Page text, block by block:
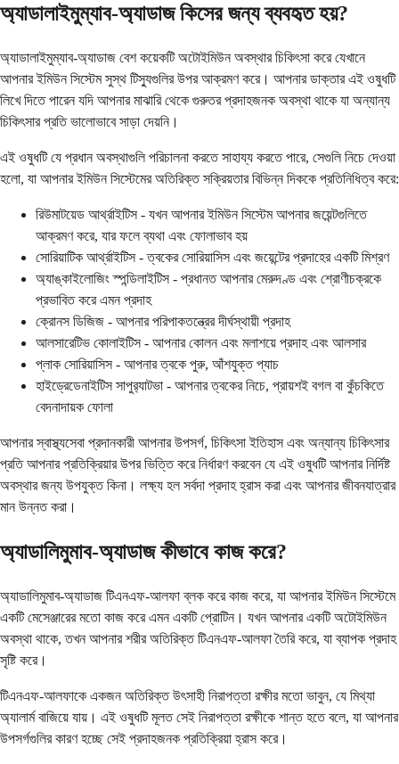
অ্যাডালাইমুম্যাব-অ্যাডাজ কিসের জন্য ব্যবহৃত হয়?
অ্যাডালাইমুম্যাব-অ্যাডাজ বেশ কয়েকটি অটোইমিউন অবস্থার চিকিৎসা করে যেখানে
আপনার ইমিউন সিস্টেম সুস্থ টিস্যুগুলির উপর আক্রমণ করে। আপনার ডাক্তার এই ওষুধটি
লিখে দিতে পারেন যদি আপনার মাঝারি থেকে গুরুতর প্রদাহজনক অবস্থা থাকে যা অন্যান্য
চিকিৎসার প্রতি ভালোভাবে সাড়া দেয়নি।
এই ওষুধটি যে প্রধান অবস্থাগুলি পরিচালনা করতে সাহায্য করতে পারে, সেগুলি নিচে দেওয়া
হলো, যা আপনার ইমিউন সিস্টেমের অতিরিক্ত সক্রিয়তার বিভিন্ন দিককে প্রতিনিধিত্ব করে:
রিউমাটয়েড আর্থ্রাইটিস - যখন আপনার ইমিউন সিস্টেম আপনার জয়েন্টগুলিতে
আক্রমণ করে, যার ফলে ব্যথা এবং ফোলাভাব হয়
সোরিয়াটিক আর্থ্রাইটিস - ত্বকের সোরিয়াসিস এবং জয়েন্টের প্রদাহের একটি মিশ্রণ
অ্যাঙ্কাইলোজিং স্পন্ডিলাইটিস - প্রধানত আপনার মেরুদণ্ড এবং শ্রোণীচক্রকে
প্রভাবিত করে এমন প্রদাহ
ক্রোনস ডিজিজ - আপনার পরিপাকতন্ত্রের দীর্ঘস্থায়ী প্রদাহ
আলসারেটিভ কোলাইটিস - আপনার কোলন এবং মলাশয়ে প্রদাহ এবং আলসার
প্লাক সোরিয়াসিস - আপনার ত্বকে পুরু, আঁশযুক্ত প্যাচ
হাইড্রেডেনাইটিস সাপুর‍্যাটভা - আপনার ত্বকের নিচে, প্রায়শই বগল বা কুঁচকিতে
বেদনাদায়ক ফোলা
আপনার স্বাস্থ্যসেবা প্রদানকারী আপনার উপসর্গ, চিকিৎসা ইতিহাস এবং অন্যান্য চিকিৎসার
প্রতি আপনার প্রতিক্রিয়ার উপর ভিত্তি করে নির্ধারণ করবেন যে এই ওষুধটি আপনার নির্দিষ্ট
অবস্থার জন্য উপযুক্ত কিনা। লক্ষ্য হল সর্বদা প্রদাহ হ্রাস করা এবং আপনার জীবনযাত্রার
মান উন্নত করা।
অ্যাডালিমুমাব-অ্যাডাজ কীভাবে কাজ করে?
অ্যাডালিমুমাব-অ্যাডাজ টিএনএফ-আলফা ব্লক করে কাজ করে, যা আপনার ইমিউন সিস্টেমে
একটি মেসেঞ্জারের মতো কাজ করে এমন একটি প্রোটিন। যখন আপনার একটি অটোইমিউন
অবস্থা থাকে, তখন আপনার শরীর অতিরিক্ত টিএনএফ-আলফা তৈরি করে, যা ব্যাপক প্রদাহ
সৃষ্টি করে।
টিএনএফ-আলফাকে একজন অতিরিক্ত উৎসাহী নিরাপত্তা রক্ষীর মতো ভাবুন, যে মিথ্যা
অ্যালার্ম বাজিয়ে যায়। এই ওষুধটি মূলত সেই নিরাপত্তা রক্ষীকে শান্ত হতে বলে, যা আপনার
উপসর্গগুলির কারণ হচ্ছে সেই প্রদাহজনক প্রতিক্রিয়া হ্রাস করে।